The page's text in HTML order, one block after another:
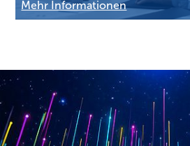
Mehr Informationen